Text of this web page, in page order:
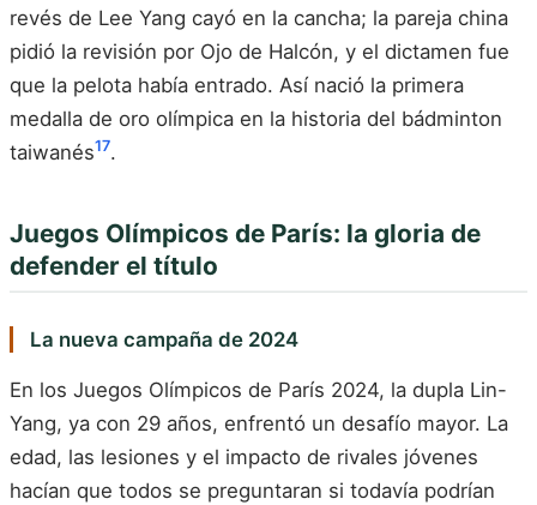
revés de Lee Yang cayó en la cancha; la pareja china
pidió la revisión por Ojo de Halcón, y el dictamen fue
que la pelota había entrado. Así nació la primera
medalla de oro olímpica en la historia del bádminton
taiwanés17.
Juegos Olímpicos de París: la gloria de
defender el título
La nueva campaña de 2024
En los Juegos Olímpicos de París 2024, la dupla Lin-
Yang, ya con 29 años, enfrentó un desafío mayor. La
edad, las lesiones y el impacto de rivales jóvenes
hacían que todos se preguntaran si todavía podrían